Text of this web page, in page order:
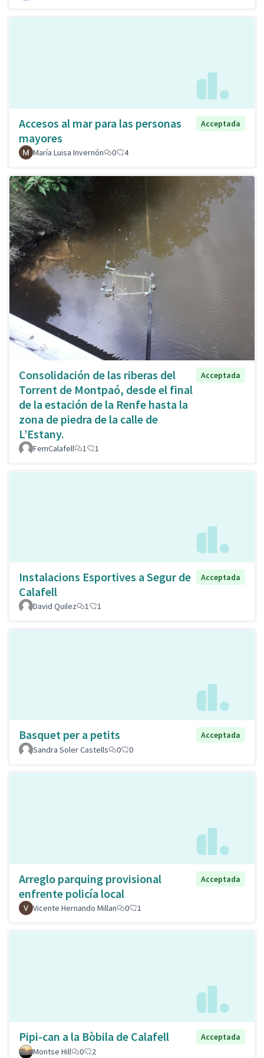
Accesos al mar para las personas
mayores
Acceptada
María Luisa Invernón 0 4
Consolidación de las riberas del
Torrent de Montpaó, desde el final
de la estación de la Renfe hasta la
zona de piedra de la calle de
L’Estany.
Acceptada
FemCalafell 1 1
Instalacions Esportives a Segur de
Calafell
Acceptada
David Quilez 1 1
Basquet per a petits
Acceptada
Sandra Soler Castells
0 0
Arreglo parquing provisional
enfrente policía local
Acceptada
Vicente Hernando Millan 0 1
Pipi-can a la Bòbila de Calafell
Acceptada
Montse Hill
0 2